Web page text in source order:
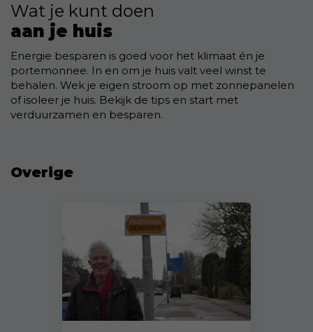
Wat je kunt doen
aan je huis
Energie besparen is goed voor het klimaat én je
portemonnee. In en om je huis valt veel winst te
behalen. Wek je eigen stroom op met zonnepanelen
of isoleer je huis. Bekijk de tips en start met
verduurzamen en besparen.
Overige